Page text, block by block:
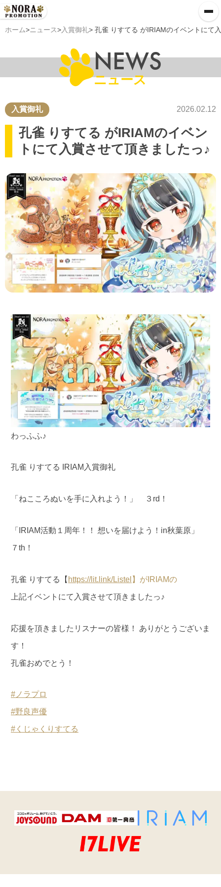
ホーム>ニュース>入賞御礼> 孔雀 りすてる がIRIAMのイベントにて
NEWS
ニュース
入賞御礼 2026.02.12
孔雀 りすてる がIRIAMのイベン
トにて入賞させて頂きましたっ♪
わっふふ♪
孔雀 りすてる IRIAM入賞御礼
「ねこころぬいを手に入れよう！」 ３rd！
「IRIAM活動１周年！！ 想いを届けよう！in秋葉原」
７th！
孔雀 りすてる【 https://lit.link/Listel 】がIRIAMの
上記イベントにて入賞させて頂きましたっ♪
応援を頂きましたリスナーの皆様！ ありがとうございま
す！
孔雀おめでとう！
#ノラプロ
#野良声優
#くじゃくりすてる